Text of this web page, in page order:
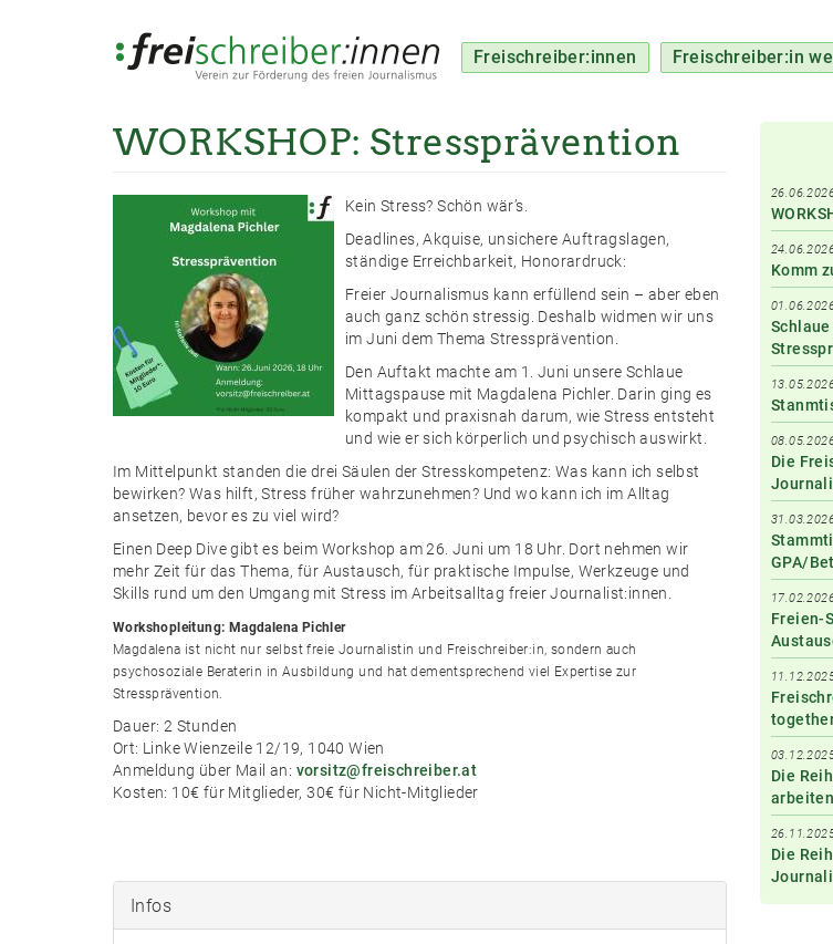
Freischreiber:innen Freischreiber:in
WORKSHOP: Stressprävention
Kein Stress? Schön wär’s.
Deadlines, Akquise, unsichere Auftragslagen,
ständige Erreichbarkeit, Honorardruck:
Freier Journalismus kann erfüllend sein – aber eben
auch ganz schön stressig. Deshalb widmen wir uns
im Juni dem Thema Stressprävention.
Den Auftakt machte am 1. Juni unsere Schlaue
Mittagspause mit Magdalena Pichler. Darin ging es
kompakt und praxisnah darum, wie Stress entsteht
und wie er sich körperlich und psychisch auswirkt.
Im Mittelpunkt standen die drei Säulen der Stresskompetenz: Was kann ich selbst
bewirken? Was hilft, Stress früher wahrzunehmen? Und wo kann ich im Alltag
ansetzen, bevor es zu viel wird?
Einen Deep Dive gibt es beim Workshop am 26. Juni um 18 Uhr. Dort nehmen wir
mehr Zeit für das Thema, für Austausch, für praktische Impulse, Werkzeuge und
Skills rund um den Umgang mit Stress im Arbeitsalltag freier Journalist:innen.
Workshopleitung: Magdalena Pichler
Magdalena ist nicht nur selbst freie Journalistin und Freischreiber:in, sondern auch
psychosoziale Beraterin in Ausbildung und hat dementsprechend viel Expertise zur
Stressprävention.
Dauer: 2 Stunden
Ort: Linke Wienzeile 12/19, 1040 Wien
Anmeldung über Mail an: vorsitz@freischreiber.at
Kosten: 10€ für Mitglieder, 30€ für Nicht-Mitglieder
Infos
Komm
Die
GPA/
Freien-
Die
Die